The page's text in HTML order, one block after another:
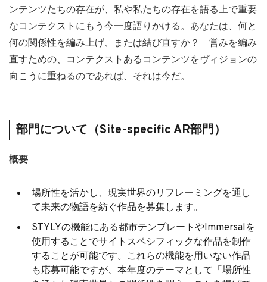
ンテンツたちの存在が、私や私たちの存在を語る上で重要
なコンテクストにもう今一度語りかける。あなたは、何と
何の関係性を編み上げ、または結び直すか？ 営みを編み
直すための、コンテクストあるコンテンツをヴィジョンの
向こうに重ねるのであれば、それは今だ。
部門について（Site-specific AR部門）
概要
場所性を活かし、現実世界のリフレーミングを通し
て未来の物語を紡ぐ作品を募集します。
STYLYの機能にある都市テンプレートやImmersalを
使用することでサイトスペシフィックな作品を制作
することが可能です。これらの機能を用いない作品
も応募可能ですが、本年度のテーマとして「場所性